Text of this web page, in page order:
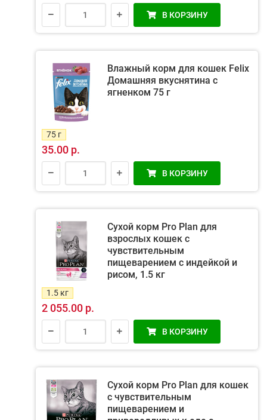
В КОРЗИНУ
Влажный корм для кошек Felix
Домашняя вкуснятина с
ягненком 75 г
75 г
35.00 р.
В КОРЗИНУ
Сухой корм Pro Plan для
взрослых кошек с
чувствительным
пищеварением с индейкой и
рисом, 1.5 кг
1.5 кг
2 055.00 р.
В КОРЗИНУ
Сухой корм Pro Plan для кошек
с чувствительным
пищеварением и